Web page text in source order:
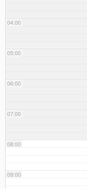
04:00
05:00
06:00
07:00
08:00
09:00